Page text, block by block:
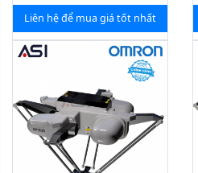
Liên hệ để mua giá tốt nhất